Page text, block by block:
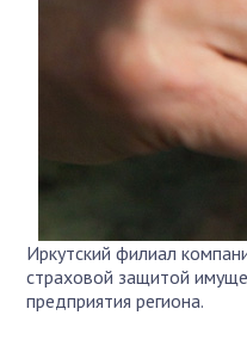
Иркутский филиал
страховой защитой
предприятия региона.